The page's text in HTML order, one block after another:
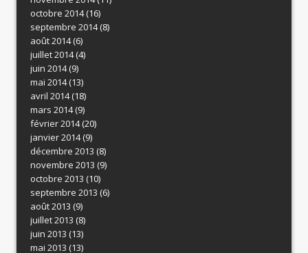
octobre 2014(16)
septembre 2014(8)
août 2014(6)
juillet 2014(4)
juin 2014(9)
mai 2014(13)
avril 2014(18)
mars 2014(9)
février 2014(20)
janvier 2014(9)
décembre 2013 (8)
novembre 2013 (9)
octobre 2013 (10)
septembre 2013 (6)
août 2013 (9)
juillet 2013 (8)
juin 2013 (13)
mai 2013 (13)